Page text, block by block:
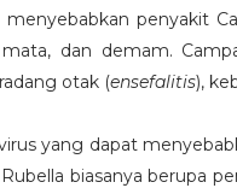
menyebabkan penyakit
dan demam.
otak (ensefalitis),
yang dapat
biasanya berupa